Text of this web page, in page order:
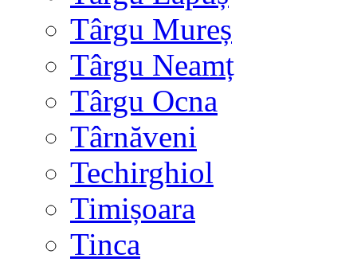
Târgu Mureș
Târgu Neamț
Târgu Ocna
Târnăveni
Techirghiol
Timișoara
Tinca